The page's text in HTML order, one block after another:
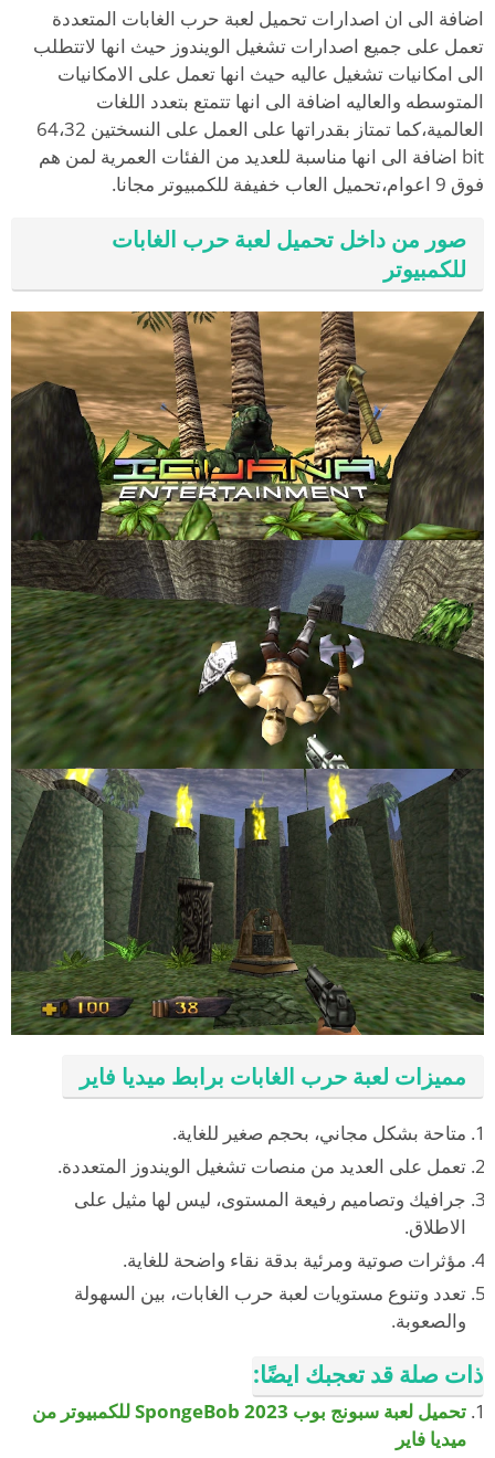
اضافة الى ان اصدارات تحميل لعبة حرب الغابات المتعددة
تعمل على جميع اصدارات تشغيل الويندوز حيث انها لاتتطلب
الى امكانيات تشغيل عاليه حيث انها تعمل على الامكانيات
المتوسطه والعاليه اضافة الى انها تتمتع بتعدد اللغات
العالمية،كما تمتاز بقدراتها على العمل على النسختين 64،32
bit اضافة الى انها مناسبة للعديد من الفئات العمرية لمن هم
فوق 9 اعوام،تحميل العاب خفيفة للكمبيوتر مجانا.
صور من داخل تحميل لعبة حرب الغابات
للكمبيوتر
مميزات لعبة حرب الغابات برابط ميديا فاير
متاحة بشكل مجاني، بحجم صغير للغاية.
تعمل على العديد من منصات تشغيل الويندوز المتعددة.
جرافيك وتصاميم رفيعة المستوى، ليس لها مثيل على
الاطلاق.
مؤثرات صوتية ومرئية بدقة نقاء واضحة للغاية.
تعدد وتنوع مستويات لعبة حرب الغابات، بين السهولة
والصعوبة.
ذات صلة قد تعجبك ايضًا:
تحميل لعبة سبونج بوب SpongeBob 2023 للكمبيوتر من
ميديا فاير